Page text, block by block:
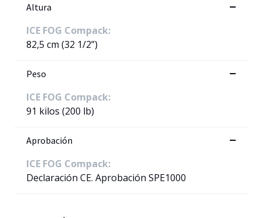
Altura
ICE FOG Compack:
82,5 cm (32 1/2”)
Peso
ICE FOG Compack:
91 kilos (200 lb)
Aprobación
ICE FOG Compack:
Declaración CE. Aprobación SPE1000